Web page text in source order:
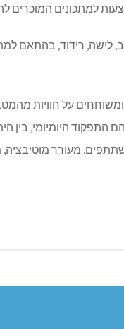
למתכונים המוכרים
לישה, רידוד, בהתאם
על חוויות
היומיומי, בין
מעורר